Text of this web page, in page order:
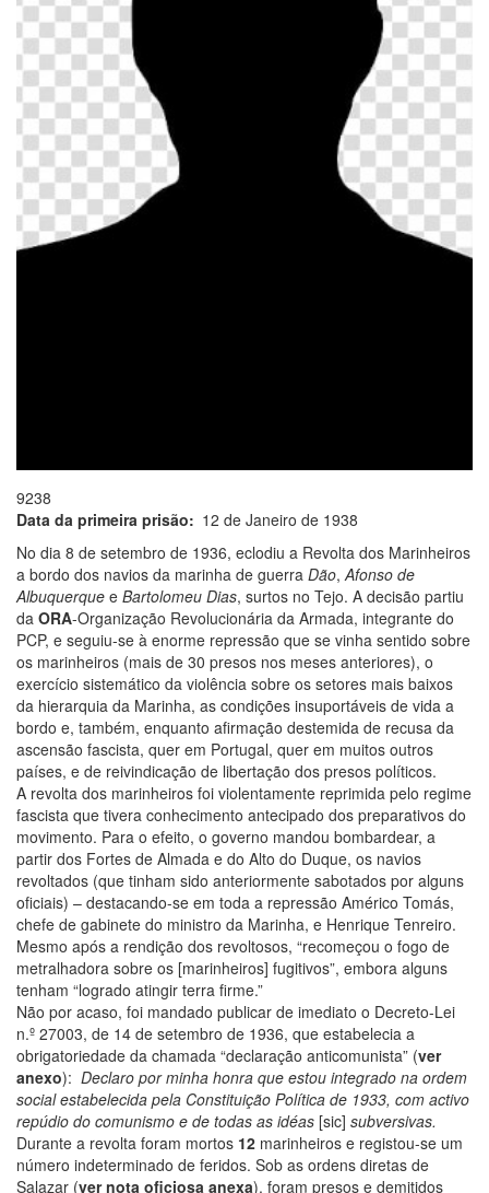
9238
Data da primeira prisão
12 de Janeiro de 1938
No dia 8 de setembro de 1936, eclodiu a Revolta dos Marinheiros
a bordo dos navios da marinha de guerra Dão,Afonso de
Albuquerque e Bartolomeu Dias, surtos no Tejo. A decisão partiu
da ORA-Organização Revolucionária da Armada, integrante do
PCP, e seguiu-se à enorme repressão que se vinha sentido sobre
os marinheiros (mais de 30 presos nos meses anteriores), o
exercício sistemático da violência sobre os setores mais baixos
da hierarquia da Marinha, as condições insuportáveis de vida a
bordo e, também, enquanto afirmação destemida de recusa da
ascensão fascista, quer em Portugal, quer em muitos outros
países, e de reivindicação de libertação dos presos políticos.
A revolta dos marinheiros foi violentamente reprimida pelo regime
fascista que tivera conhecimento antecipado dos preparativos do
movimento. Para o efeito, o governo mandou bombardear, a
partir dos Fortes de Almada e do Alto do Duque, os navios
revoltados (que tinham sido anteriormente sabotados por alguns
oficiais) – destacando-se em toda a repressão Américo Tomás,
chefe de gabinete do ministro da Marinha, e Henrique Tenreiro.
Mesmo após a rendição dos revoltosos, “recomeçou o fogo de
metralhadora sobre os [marinheiros] fugitivos”, embora alguns
tenham “logrado atingir terra firme.”
Não por acaso, foi mandado publicar de imediato o Decreto-Lei
n.º 27003, de 14 de setembro de 1936, que estabelecia a
obrigatoriedade da chamada “declaração anticomunista” (ver
anexo): Declaro por minha honra que estou integrado na ordem
social estabelecida pela Constituição Política de 1933, com activo
repúdio do comunismo e de todas as idéas [sic] subversivas.
Durante a revolta foram mortos 12 marinheiros e registou-se um
número indeterminado de feridos. Sob as ordens diretas de
Salazar (ver nota oficiosa anexa), foram presos e demitidos